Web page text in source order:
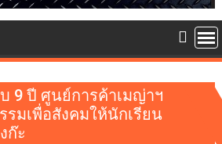
9 ปี ศูนย์การค้าเมญ่าฯ
รมเพื่อสังคมให้นักเรียน
ก๊ะ